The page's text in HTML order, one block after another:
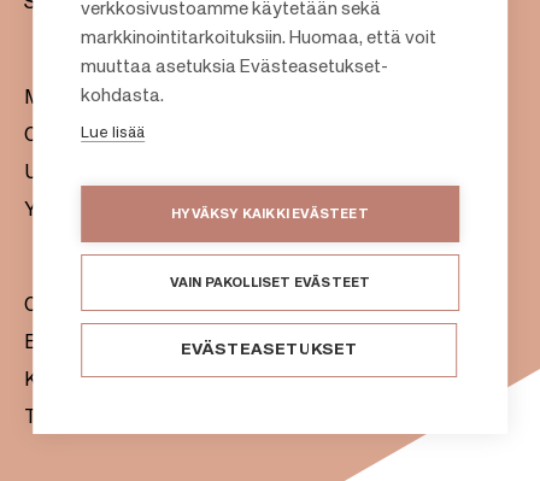
o
tMeistä
Citylife
Uutishuone
Yhteystiedot
Citycon Oyj
Evästeet
Käyttöehdot
verkkosivustoamme käytetään sekä
markkinointitarkoituksiin. Huomaa, että voit
muuttaa asetuksia Evästeasetukset-
kohdasta.
Lue lisää
HYVÄKSY KAIKKI EVÄSTEET
VAIN PAKOLLISET EVÄSTEET
EVÄSTEASETUKSET